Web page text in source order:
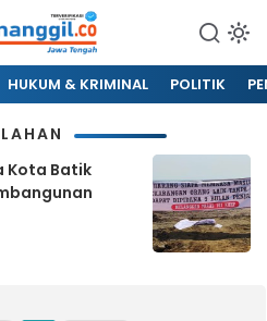
HUKUM & KRIMINAL POLITIK
Kota Batik